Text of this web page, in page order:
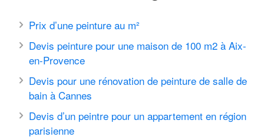
Prix d’une peinture au m²
Devis peinture pour une maison de 100 m2 à Aix-
en-Provence
Devis pour une rénovation de peinture de salle de
bain à Cannes
Devis d’un peintre pour un appartement en région
parisienne